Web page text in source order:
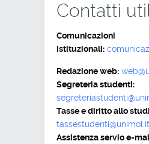
Contatti
Comunicazioni
istituzionali:
Redazione web:
Segreteria studenti:
Tasse e diritto allo
tassestudenti@unimol.it
Assistenza servio e-